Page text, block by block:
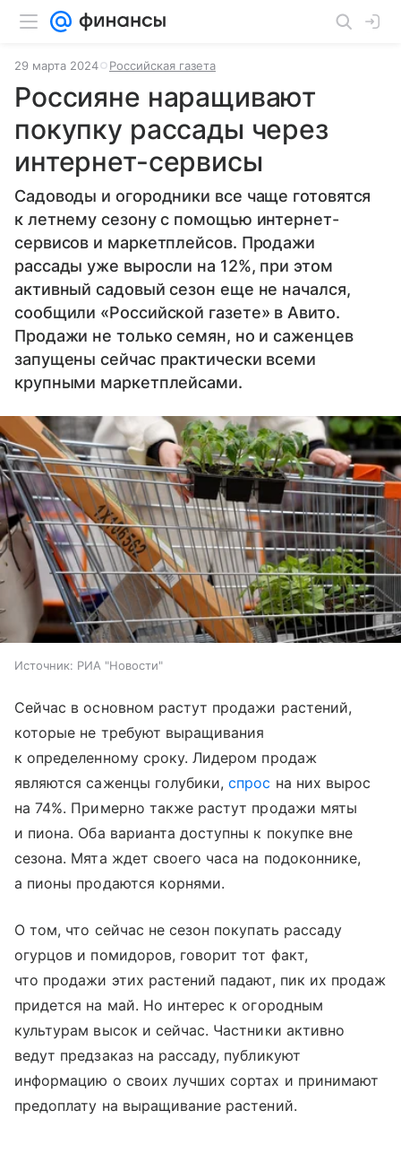
29 марта 2024 Российская газета
Россияне наращивают
покупку рассады через
интернет-сервисы
Садоводы и огородники все чаще готовятся
к летнему сезону с помощью интернет-
сервисов и маркетплейсов. Продажи
рассады уже выросли на 12%, при этом
активный садовый сезон еще не начался,
сообщили «Российской газете» в Авито.
Продажи не только семян, но и саженцев
запущены сейчас практически всеми
крупными маркетплейсами.
Источник: РИА "Новости"
Сейчас в основном растут продажи растений,
которые не требуют выращивания
к определенному сроку. Лидером продаж
являются саженцы голубики,спрос на них вырос
на 74%. Примерно также растут продажи мяты
и пиона. Оба варианта доступны к покупке вне
сезона. Мята ждет своего часа на подоконнике,
а пионы продаются корнями.
О том, что сейчас не сезон покупать рассаду
огурцов и помидоров, говорит тот факт,
что продажи этих растений падают, пик их продаж
придется на май. Но интерес к огородным
культурам высок и сейчас. Частники активно
ведут предзаказ на рассаду, публикуют
информацию о своих лучших сортах и принимают
предоплату на выращивание растений.